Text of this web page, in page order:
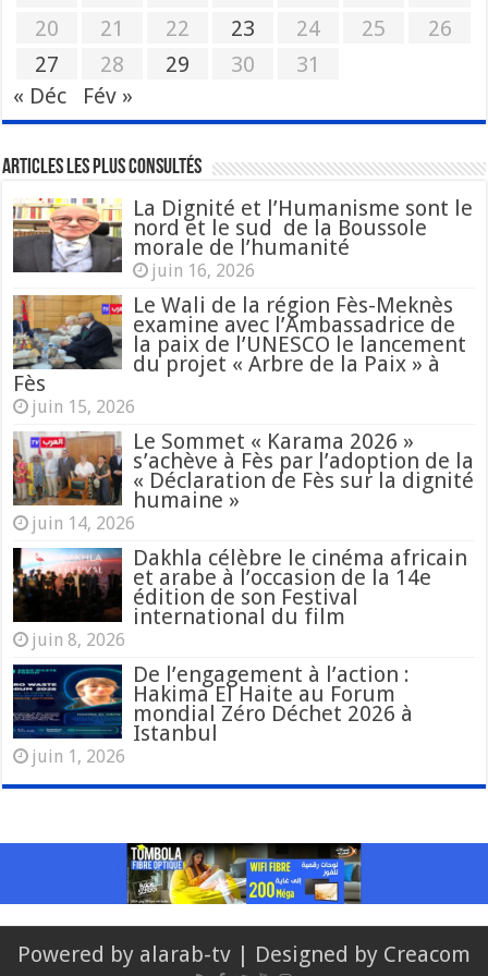
20
21 22 23 24 25
26
27
28 29 30
31
« Déc
Fév »
Articles les plus consultés
La Dignité et l’Humanisme sont le
nord et le sud de la Boussole
morale de l’humanité
juin 16, 2026
Le Wali de la région Fès-Meknès
examine avec l’Ambassadrice de
la paix de l’UNESCO le lancement
du projet « Arbre de la Paix » à
Fès
juin 15, 2026
Le Sommet « Karama 2026 »
s’achève à Fès par l’adoption de la
« Déclaration de Fès sur la dignité
humaine »
juin 14, 2026
Dakhla célèbre le cinéma africain
et arabe à l’occasion de la 14e
édition de son Festival
international du film
juin 8, 2026
De l’engagement à l’action :
Hakima El Haite au Forum
mondial Zéro Déchet 2026 à
Istanbul
juin 1, 2026
Powered by alarab-tv | Designed by Creacom